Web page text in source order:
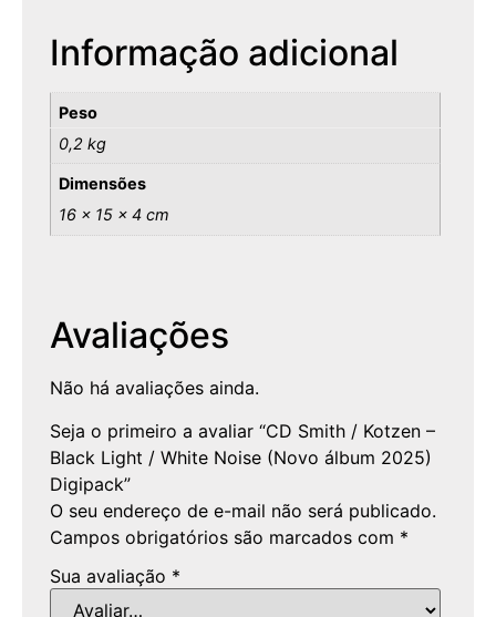
Informação adicional
Peso
0,2 kg
Dimensões
16 × 15 × 4 cm
Avaliações
Não há avaliações ainda.
Seja o primeiro a avaliar “CD Smith / Kotzen –
Black Light / White Noise (Novo álbum 2025)
Digipack”
O seu endereço de e-mail não será publicado.
Campos obrigatórios são marcados com *
Sua avaliação *